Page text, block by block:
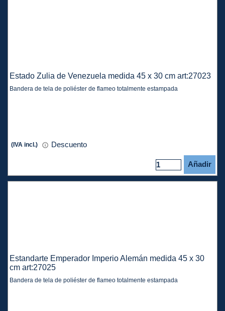
Estado Zulia de Venezuela medida 45 x 30 cm art:27023
Bandera de tela de poliéster de flameo totalmente estampada
(IVA incl.) Descuento
Añadir
Estandarte Emperador Imperio Alemán medida 45 x 30
cm art:27025
Bandera de tela de poliéster de flameo totalmente estampada